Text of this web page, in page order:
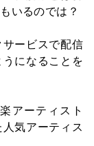
いるのでは？
ービスで配信
になることを
アーティスト
気アーティス